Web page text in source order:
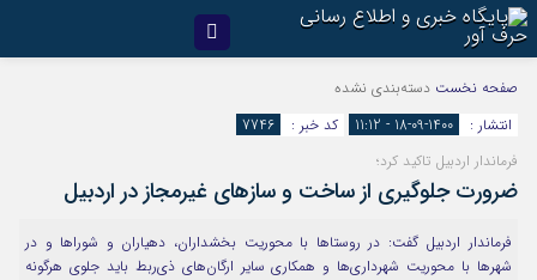
صفحه نخست دسته‌بندی نشده
انتشار :
1400-09-18 - 11:12 کد خبر :
7746
فرماندار اردبیل تاکید کرد؛
ضرورت جلوگیری از ساخت و سازهای غیرمجاز در اردبیل
فرماندار اردبیل گفت: در روستاها با محوریت بخشداران، دهیاران و شوراها و در
شهرها با محوریت شهرداری‌ها و همکاری سایر ارگان‌های ذی‌ربط باید جلوی هرگونه